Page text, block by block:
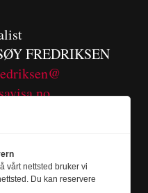
FREDRIKSEN
vårt nettsted bruker vi
Du kan reservere